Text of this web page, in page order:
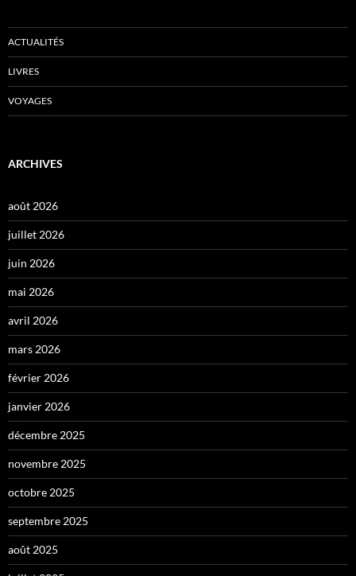
ACTUALITÉS
LIVRES
VOYAGES
ARCHIVES
août 2026
juillet 2026
juin 2026
mai 2026
avril 2026
mars 2026
février 2026
janvier 2026
décembre 2025
novembre 2025
octobre 2025
septembre 2025
août 2025